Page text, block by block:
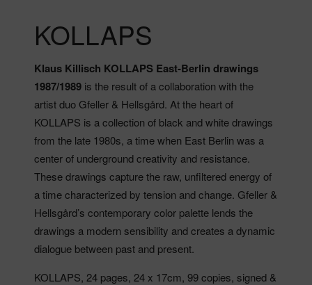
KOLLAPS
Klaus Killisch KOLLAPS East-Berlin drawings
1987/1989 is the result of a collaboration with the
artist duo Gfeller & Hellsgård. At the heart of
KOLLAPS is a collection of black and white drawings
from the late 1980s, a time when East Berlin was a
center of underground creativity and resistance.
These drawings capture the raw, unfiltered energy of
a time characterized by tension and change. Gfeller &
Hellsgård’s contemporary color palette lends the
drawings a modern sensibility and creates a dynamic
dialogue between past and present.
KOLLAPS, 24 pages, 24 x 17cm, 99 copies, signed &